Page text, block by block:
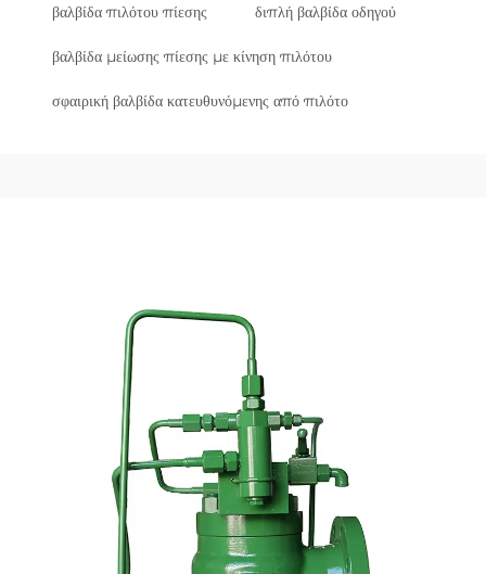
βαλβίδα πιλότου πίεσης διπλή βαλβίδα οδηγού
βαλβίδα μείωσης πίεσης με κίνηση πιλότου
σφαιρική βαλβίδα κατευθυνόμενης από πιλότο